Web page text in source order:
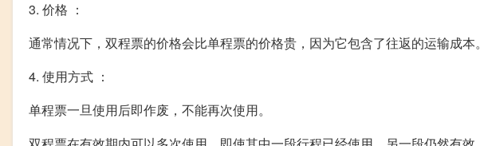
3. 价格 ：
通常情况下，双程票的价格会比单程票的价格贵，因为它包含了往返的运输成本。
4. 使用方式 ：
单程票一旦使用后即作废，不能再次使用。